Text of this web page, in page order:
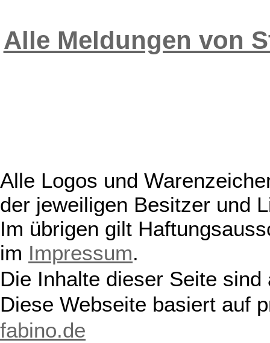
Alle Meldungen von
Alle Logos und
der jeweiligen Besitzer und
Im übrigen gilt
im Impressum.
Die Inhalte dieser Seite
Diese Webseite basiert auf
fabino.de